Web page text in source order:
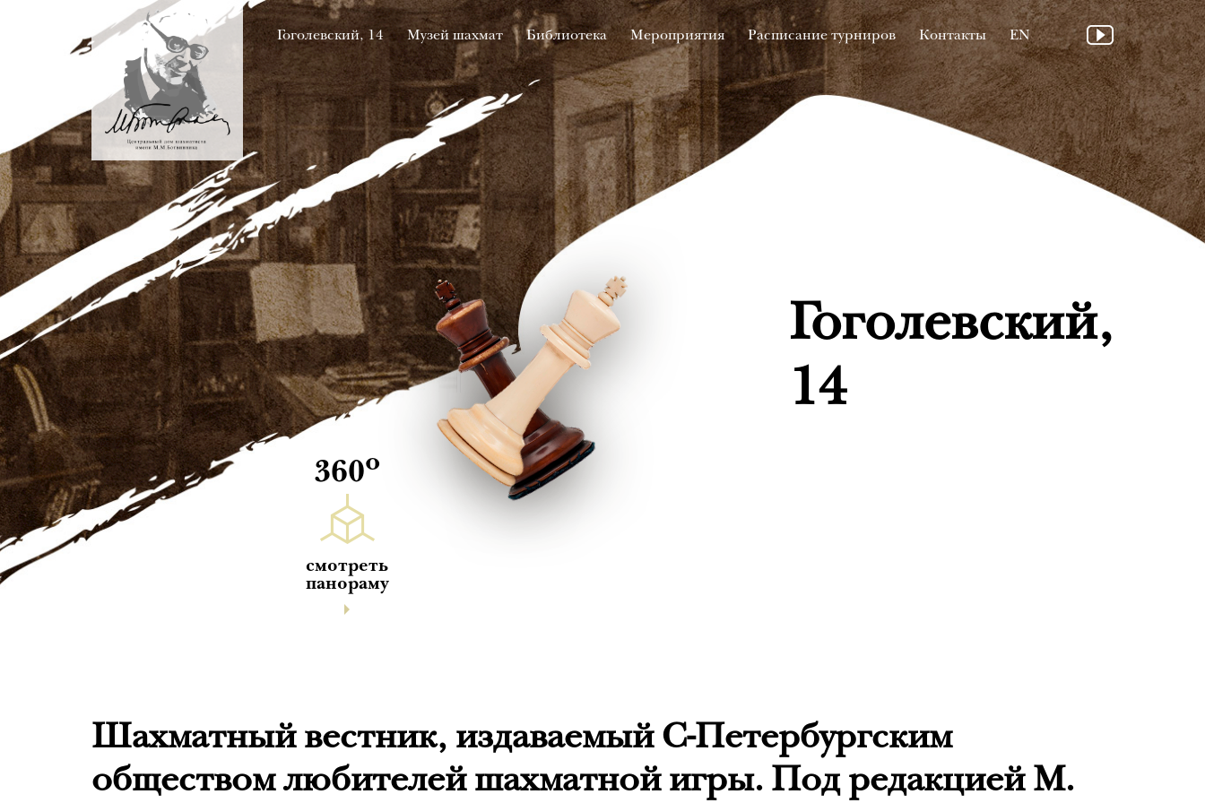
Гоголевский, 14 Музей шахмат Библиотека Мероприятия Расписание турниров Контакты EN
Гоголевский,
14
360о
смотреть
панораму
Шахматный вестник, издаваемый С-Петербургским
обществом любителей шахматной игры. Под редакцией М.